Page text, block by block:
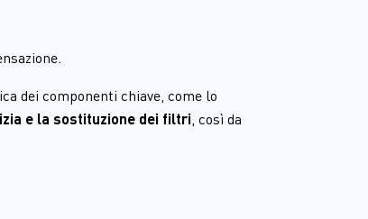
dei componenti chiave, come lo
e la sostituzione dei filtri , così da